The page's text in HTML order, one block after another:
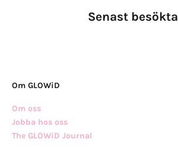
Senast besökta
Om GLOWiD
Om oss
Jobba hos oss
The GLOWiD Journal